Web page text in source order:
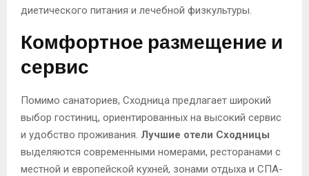
диетического питания и лечебной физкультуры.
Комфортное размещение и
сервис
Помимо санаториев, Сходница предлагает широкий
выбор гостиниц, ориентированных на высокий сервис
и удобство проживания. Лучшие отели Сходницы
выделяются современными номерами, ресторанами с
местной и европейской кухней, зонами отдыха и СПА-